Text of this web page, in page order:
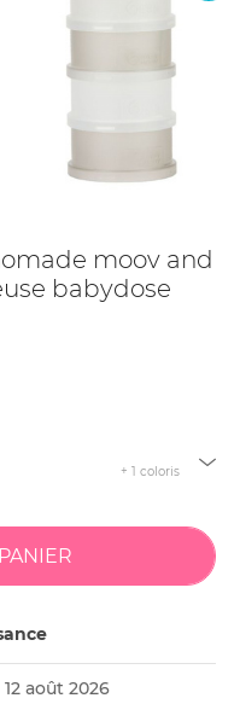
moov and
babydose
+ 1 coloris
août 2026